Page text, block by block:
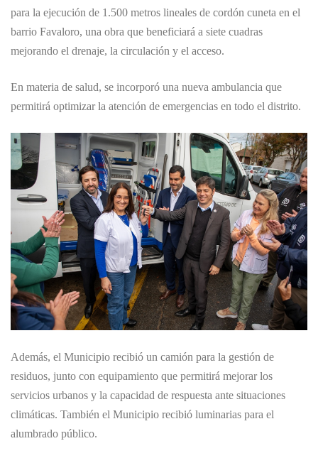
para la ejecución de 1.500 metros lineales de cordón cuneta en el
barrio Favaloro, una obra que beneficiará a siete cuadras
mejorando el drenaje, la circulación y el acceso.
En materia de salud, se incorporó una nueva ambulancia que
permitirá optimizar la atención de emergencias en todo el distrito.
Además, el Municipio recibió un camión para la gestión de
residuos, junto con equipamiento que permitirá mejorar los
servicios urbanos y la capacidad de respuesta ante situaciones
climáticas. También el Municipio recibió luminarias para el
alumbrado público.